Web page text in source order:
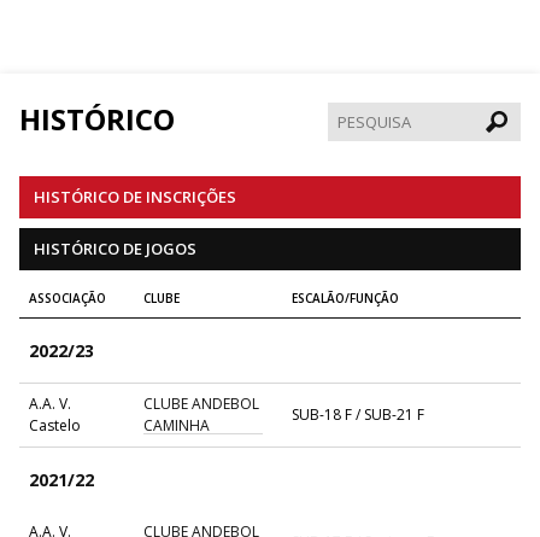
HISTÓRICO
HISTÓRICO DE INSCRIÇÕES
HISTÓRICO DE JOGOS
ASSOCIAÇÃO CLUBE ESCALÃO/FUNÇÃO
2022/23
A.A. V.
Castelo
CLUBE ANDEBOL
CAMINHA
SUB-18 F / SUB-21 F
2021/22
A.A. V.
CLUBE ANDEBOL